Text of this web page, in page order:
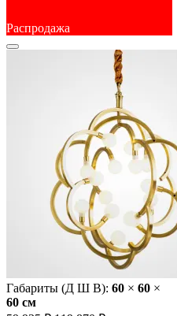
Распродажа
Габариты (Д Ш В): 60 × 60 ×
60 cм